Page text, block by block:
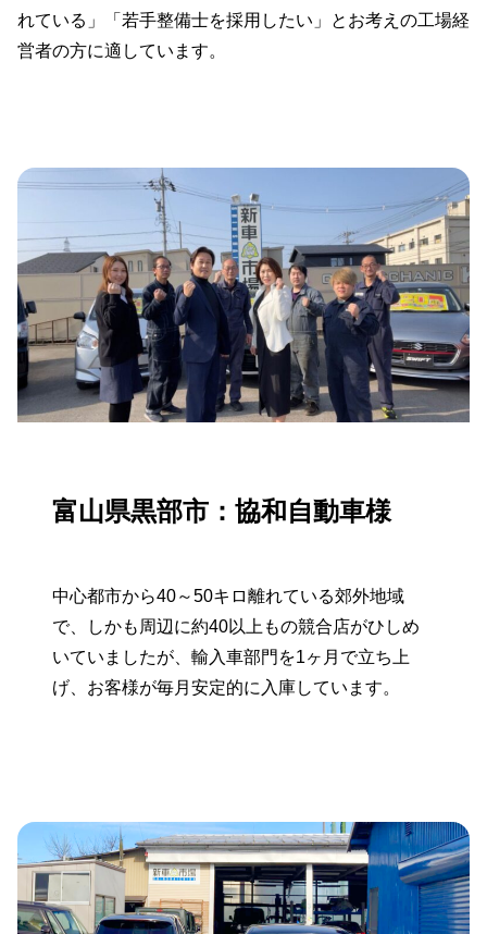
れている」「若手整備士を採用したい」とお考えの工場経
営者の方に適しています。
富山県黒部市：協和自動車様
中心都市から40～50キロ離れている郊外地域
で、しかも周辺に約40以上もの競合店がひしめ
いていましたが、輸入車部門を1ヶ月で立ち上
げ、お客様が毎月安定的に入庫しています。